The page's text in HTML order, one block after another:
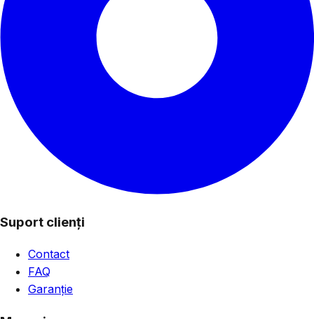
Suport clienți
Contact
FAQ
Garanție